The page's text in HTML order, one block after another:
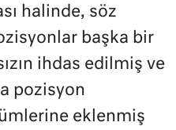
halinde, söz
başka bir
ihdas edilmiş ve
pozisyon
eklenmiş